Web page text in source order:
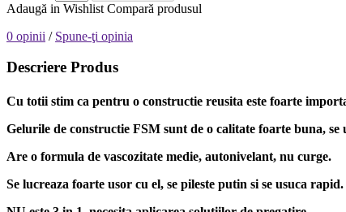
Adaugă in Wishlist Compară produsul
0 opinii / Spune-ţi opinia
Descriere Produs
Cu totii stim ca pentru o constructie reusita este foarte
Gelurile de constructie FSM sunt de o calitate foarte buna,
Are o formula de vascozitate medie, autonivelant, nu curge.
Se lucreaza foarte usor cu el, se pileste putin si se usuca rapid.